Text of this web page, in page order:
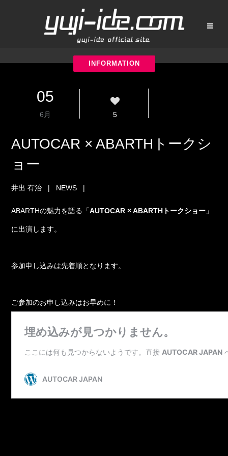
05
6月 5
AUTOCAR × ABARTHトークシ
ョー
井出 有治 | NEWS |
ABARTHの魅力を語る「AUTOCAR × ABARTHトークショー 」
に出演します。
参加申し込みは先着順となります。
ご参加のお申し込みはお早めに！